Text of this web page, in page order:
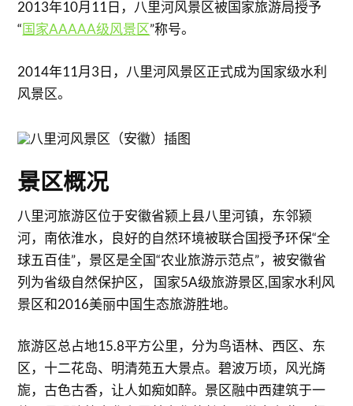
2013年10月11日，八里河风景区被国家旅游局授予
“国家AAAAA级风景区”称号。
2014年11月3日，八里河风景区正式成为国家级水利
风景区。
景区概况
八里河旅游区位于安徽省颍上县八里河镇，东邻颍
河，南依淮水，良好的自然环境被联合国授予环保“全
球五百佳”，景区是全国“农业旅游示范点”，被安徽省
列为省级自然保护区， 国家5A级旅游景区,国家水利风
景区和2016美丽中国生态旅游胜地。
旅游区总占地15.8平方公里，分为鸟语林、西区、东
区，十二花岛、明清苑五大景点。碧波万顷，风光旖
旎，古色古香，让人如痴如醉。景区融中西建筑于一